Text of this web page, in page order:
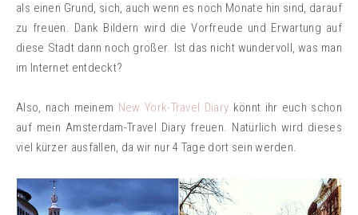
als einen Grund, sich, auch wenn es noch Monate hin sind, darauf
zu freuen. Dank Bildern wird die Vorfreude und Erwartung auf
diese Stadt dann noch großer. Ist das nicht wundervoll, was man
im Internet entdeckt?
Also, nach meinem New York-Travel Diary könnt ihr euch schon
auf mein Amsterdam-Travel Diary freuen. Natürlich wird dieses
viel kürzer ausfallen, da wir nur 4 Tage dort sein werden.